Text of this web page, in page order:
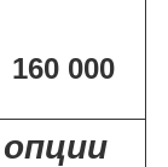
160 000